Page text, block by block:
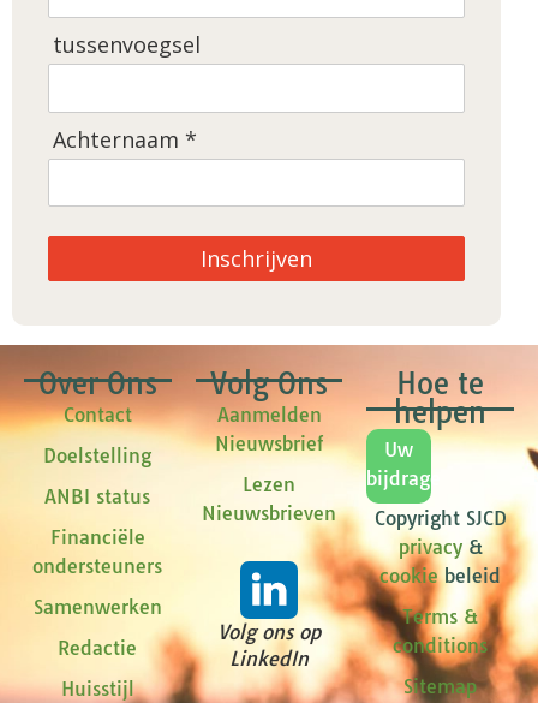
tussenvoegsel
Achternaam *
Inschrijven
Over Ons
Contact
Doelstelling
ANBI status
Financiële
ondersteuners
Samenwerken
Redactie
Huisstijl
Volg Ons
Aanmelden
Nieuwsbrief
Lezen
Nieuwsbrieven
Volg ons op
LinkedIn
Hoe te
helpen
Uw
bijdrage
Copyright SJCD
privacy&
cookiebeleid
Terms &
conditions
Sitemap